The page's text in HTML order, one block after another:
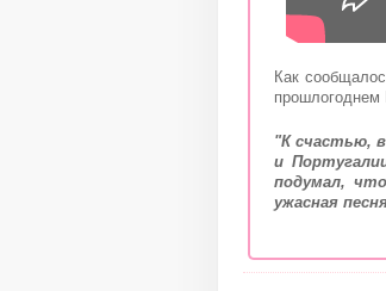
Как
прошлогоднем
"К счастью,
и
подумал,
ужасная